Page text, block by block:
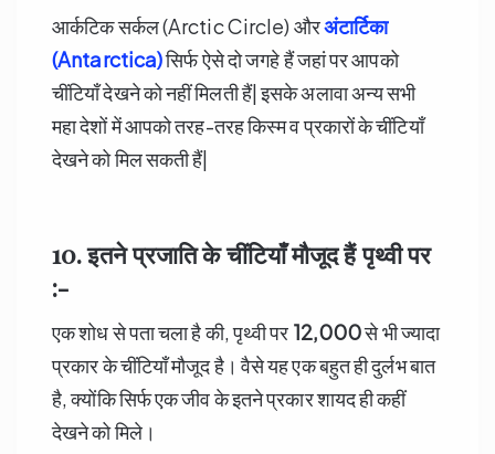
आर्कटिक सर्कल (Arctic Circle) औरअंटार्टिका
(Antarctica)सिर्फ ऐसे दो जगहे हैं जहां पर आपको
चींटियाँ देखने को नहीं मिलती हैं| इसके अलावा अन्य सभी
महा देशों में आपको तरह-तरह किस्म व प्रकारों के चींटियाँ
देखने को मिल सकती हैं|
10. इतने प्रजाति के चींटियाँ मौजूद हैं पृथ्वी पर
:-
एक शोध से पता चला है की, पृथ्वी पर 12,000से भी ज्यादा
प्रकार के चींटियाँ मौजूद है। वैसे यह एक बहुत ही दुर्लभ बात
है, क्योंकि सिर्फ एक जीव के इतने प्रकार शायद ही कहीं
देखने को मिले।